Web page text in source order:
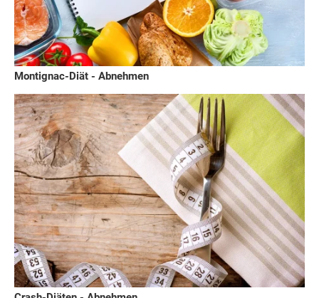
Montignac-Diät - Abnehmen